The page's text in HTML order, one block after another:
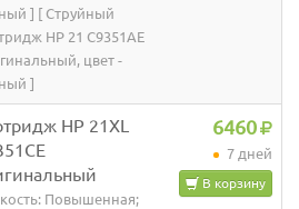
] [ Струйный
HP 21 C9351AE
цвет -
]
HP 21XL
Повышенная;
6460
7 дней
В корзину